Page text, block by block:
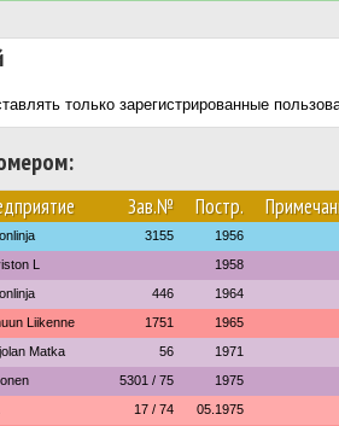
только зарегистрированные
Зав.№ Постр.
3155 1956
L 1958
446 1964
Liikenne 1751 1965
Matka 56 1971
5301 / 75 1975
17 / 74 05.1975